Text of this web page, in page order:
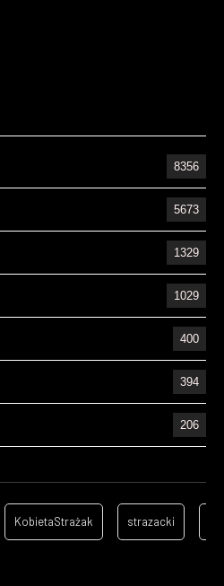
8356
5673
1329
1029
400
394
206
157
KobietaStrażak strazacki